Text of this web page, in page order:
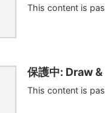
This content is
保護中: Draw
This content is